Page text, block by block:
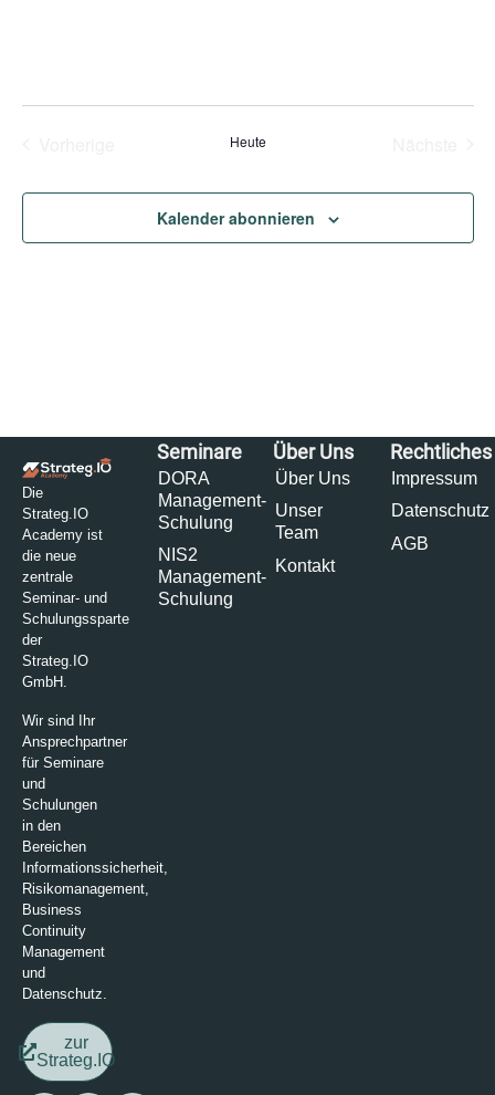
VeranstaltungenHeute
Kalender abonnieren
Die
Strateg.IO
Academy ist
die neue
zentrale
Seminar- und
Schulungssparte
der
Strateg.IO
GmbH.
Wir sind Ihr
Ansprechpartner
für Seminare
und
Schulungen
in den
Bereichen
Informationssicherheit,
Risikomanagement,
Business
Continuity
Management
und
Datenschutz.
zur
Strateg.IO
Seminare
DORA
Management-
Schulung
NIS2
Management-
Schulung
Über Uns
Über Uns
Unser
Team
Kontakt
Rechtliches
Impressum
Datenschutz
AGB